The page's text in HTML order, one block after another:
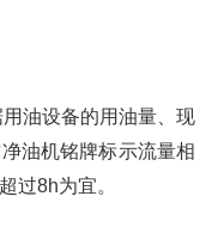
油设备的用油量、现
油机铭牌标示流量相
过8h为宜。